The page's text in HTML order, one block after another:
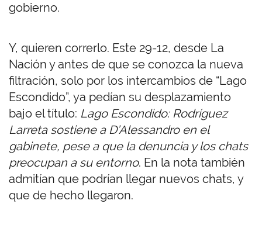
gobierno.
Y, quieren correrlo. Este 29-12, desde La
Nación y antes de que se conozca la nueva
filtración, solo por los intercambios de “Lago
Escondido”, ya pedían su desplazamiento
bajo el título: Lago Escondido: Rodríguez
Larreta sostiene a D’Alessandro en el
gabinete, pese a que la denuncia y los chats
preocupan a su entorno. En la nota también
admitían que podrían llegar nuevos chats, y
que de hecho llegaron.